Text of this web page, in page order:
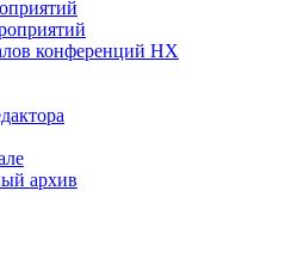
конференций НХ
архив